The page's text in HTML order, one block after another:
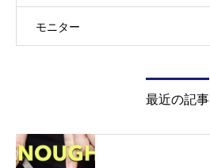
モニター
最近の記事